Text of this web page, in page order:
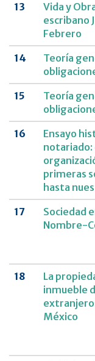
13
Vida y
escribano
Febrero
14
Teoría
15
Teoría
16
Ensayo
notariado:
primeras
hasta
17
Sociedad
Nombre-
18
La
inmueble
México